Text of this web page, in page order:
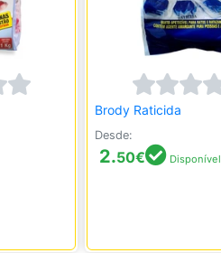
Brody Raticida
Desde:
2.50€ Disponível